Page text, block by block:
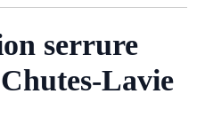
serrure
Lavie